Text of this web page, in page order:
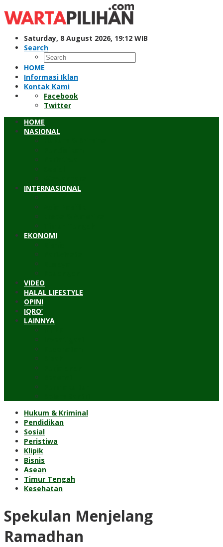
to
content
Saturday, 8 August 2026, 19:12 WIB
Search
HOME
Informasi Iklan
Kontak Kami
Facebook
Twitter
HOME
NASIONAL
INTERNASIONAL
EKONOMI
VIDEO
HALAL LIFESTYLE
OPINI
IQRO’
LAINNYA
Hukum & Kriminal
Pendidikan
Sosial
Peristiwa
Klipik
Bisnis
Asean
Timur Tengah
Kesehatan
Spekulan Menjelang
Ramadhan